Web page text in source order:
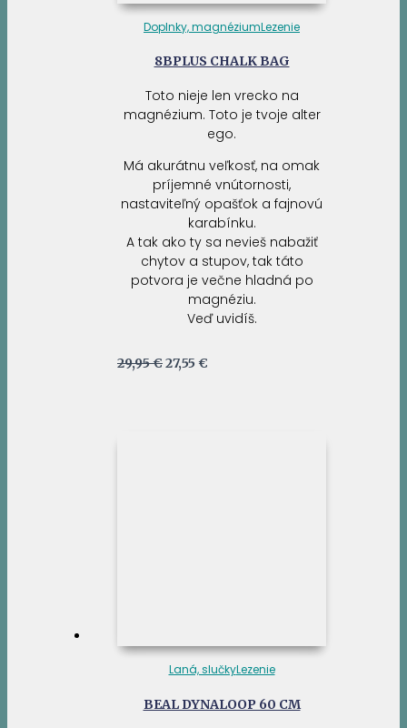
Doplnky, magnéziumLezenie
8BPLUS CHALK BAG
Toto nieje len vrecko na
magnézium. Toto je tvoje alter
ego.
Má akurátnu veľkosť, na omak
príjemné vnútornosti,
nastaviteľný opašťok a fajnovú
karabínku.
A tak ako ty sa nevieš nabažiť
chytov a stupov, tak táto
potvora je večne hladná po
magnéziu.
Veď uvidíš.
29,95€Pôvodná
27,55 €
Laná, slučkyLezenie
BEAL DYNALOOP 60 CM